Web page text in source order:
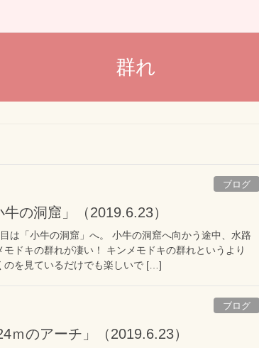
群れ
ブログ
の洞窟」（2019.6.23）
は「小牛の洞窟」へ。 小牛の洞窟へ向かう途中、水路
ドキの群れが凄い！ キンメモドキの群れというより
のを見ているだけでも楽しいで […]
ブログ
ｍのアーチ」（2019.6.23）